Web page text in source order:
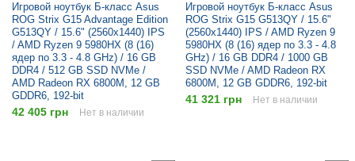
Игровой ноутбук Б-класс Asus
ROG Strix G15 Advantage Edition
G513QY / 15.6" (2560x1440) IPS
/ AMD Ryzen 9 5980HX (8 (16)
ядер по 3.3 - 4.8 GHz) / 16 GB
DDR4 / 512 GB SSD NVMe /
AMD Radeon RX 6800M, 12 GB
GDDR6, 192-bit
42 405 грн Нет в наличии
Игровой ноутбук Б-класс Asus
ROG Strix G15 G513QY / 15.6"
(2560x1440) IPS / AMD Ryzen 9
5980HX (8 (16) ядер по 3.3 - 4.8
GHz) / 16 GB DDR4 / 1000 GB
SSD NVMe / AMD Radeon RX
6800M, 12 GB GDDR6, 192-bit
41 321 грн Нет в наличии